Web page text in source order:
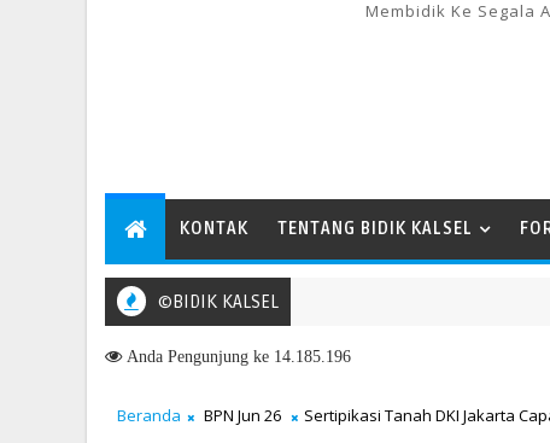
Membidik Ke Segala
KONTAK TENTANG BIDIK KALSEL
©BIDIK KALSEL
HUT ke-51, Indocement Perkuat Langkah Menuju Masa Depan
Anda Pengunjung ke 14.185.196
Beranda BPN Jun 26 Sertipikasi Tanah DKI Jakarta